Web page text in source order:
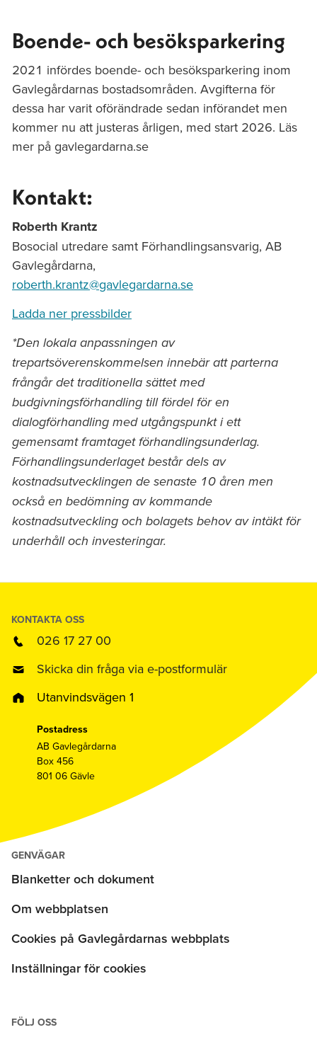
Boende- och besöksparkering
2021 infördes boende- och besöksparkering inom
Gavlegårdarnas bostadsområden. Avgifterna för
dessa har varit oförändrade sedan införandet men
kommer nu att justeras årligen, med start 2026. Läs
mer på gavlegardarna.se
Kontakt:
Roberth Krantz
Bosocial utredare samt Förhandlingsansvarig, AB
Gavlegårdarna,
roberth.krantz@gavlegardarna.se
Ladda ner pressbilder
*Den lokala anpassningen av
trepartsöverenskommelsen innebär att parterna
frångår det traditionella sättet med
budgivningsförhandling till fördel för en
dialogförhandling med utgångspunkt i ett
gemensamt framtaget förhandlingsunderlag.
Förhandlingsunderlaget består dels av
kostnadsutvecklingen de senaste 10 åren men
också en bedömning av kommande
kostnadsutveckling och bolagets behov av intäkt för
underhåll och investeringar.
KONTAKTA OSS
026 17 27 00
Skicka din fråga via e-postformulär
Utanvindsvägen 1
Postadress
AB Gavlegårdarna
Box 456
801 06 Gävle
GENVÄGAR
Blanketter och dokument
Om webbplatsen
Cookies på Gavlegårdarnas webbplats
Inställningar för cookies
FÖLJ OSS